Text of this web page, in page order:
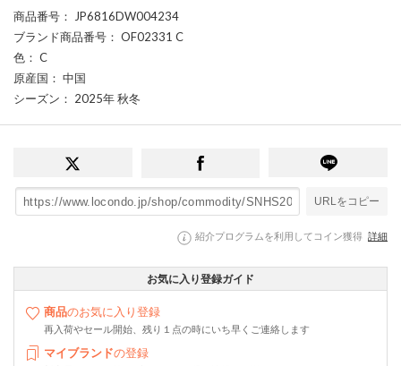
商品番号 ： JP6816DW004234
ブランド商品番号 ： OF02331 C
色 ： C
原産国 ： 中国
シーズン ： 2025年 秋冬
URLをコピー
紹介プログラムを利用してコイン獲得 詳細
お気に入り登録ガイド
商品のお気に入り登録
再入荷やセール開始、残り１点の時にいち早くご連絡します
マイブランドの登録